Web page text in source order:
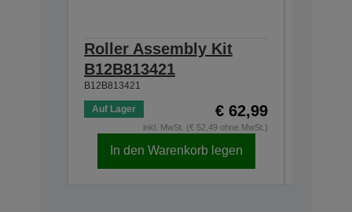
Roller Assembly Kit
B12B813421
B12B813421
Auf Lager € 62,99
inkl. MwSt. (€ 52,49 ohne MwSt.)
In den Warenkorb legen